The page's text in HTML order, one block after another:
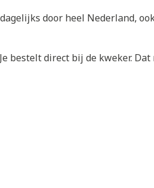
door heel Nederland,
bestelt direct bij de kweker.